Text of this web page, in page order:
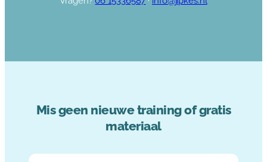
Mis geen nieuwe training of gratis
materiaal